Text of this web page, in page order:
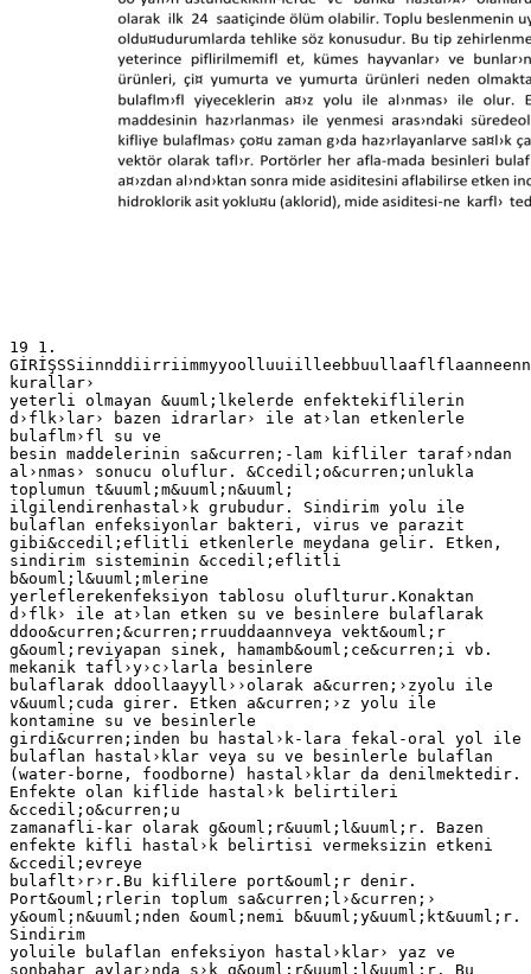
19 1.
kurallar›
yeterli olmayan &uuml;lkelerde enfektekiflilerin
d›flk›lar› bazen idrarlar› ile at›lan etkenlerle
bulaflm›fl su ve
besin maddelerinin sa&curren;-lam kifliler taraf›ndan
al›nmas› sonucu oluflur. &Ccedil;o&curren;unlukla
toplumun t&uuml;m&uuml;n&uuml;
ilgilendirenhastal›k grubudur. Sindirim yolu ile
bulaflan enfeksiyonlar bakteri, virus ve parazit
gibi&ccedil;eflitli etkenlerle meydana gelir. Etken,
sindirim sisteminin &ccedil;eflitli
b&ouml;l&uuml;mlerine
yerleflerekenfeksiyon tablosu oluflturur.Konaktan
d›flk› ile at›lan etken su ve besinlere bulaflarak
ddoo&curren;&curren;rruuddaannveya vekt&ouml;r
g&ouml;reviyapan sinek, hamamb&ouml;ce&curren;i vb.
mekanik tafl›y›c›larla besinlere
bulaflarak ddoollaayyll››olarak a&curren;›zyolu ile
v&uuml;cuda girer. Etken a&curren;›z yolu ile
kontamine su ve besinlerle
girdi&curren;inden bu hastal›k-lara fekal-oral yol ile
bulaflan hastal›klar veya su ve besinlerle bulaflan
(water-borne, foodborne) hastal›klar da denilmektedir.
Enfekte olan kiflide hastal›k belirtileri
&ccedil;o&curren;u
zamanafli-kar olarak g&ouml;r&uuml;l&uuml;r. Bazen
enfekte kifli hastal›k belirtisi vermeksizin etkeni
&ccedil;evreye
bulaflt›r›r.Bu kiflilere port&ouml;r denir.
Port&ouml;rlerin toplum sa&curren;l›&curren;›
y&ouml;n&uuml;nden &ouml;nemi b&uuml;y&uuml;kt&uuml;r.
Sindirim
yoluile bulaflan enfeksiyon hastal›klar› yaz ve
sonbahar aylar›nda s›k g&ouml;r&uuml;l&uuml;r. Bu